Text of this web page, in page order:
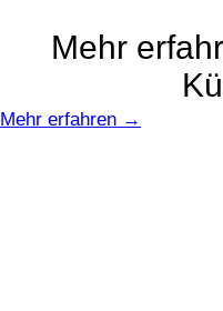
Mehr
Mehr erfahren →